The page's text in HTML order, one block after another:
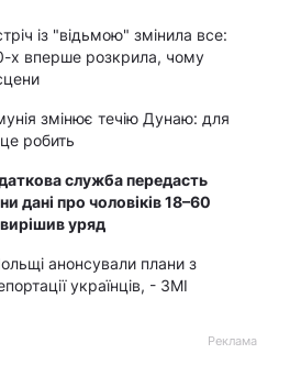
із "відьмою" змінила все:
х вперше розкрила, чому
змінює течію Дунаю: для
робить
служба передасть
дані про чоловіків 18–60
уряд
анонсували плани з
українців, - ЗМІ
Реклама